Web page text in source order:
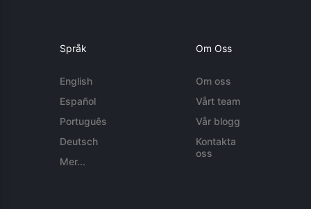
Språk
English
Español
Português
Deutsch
Mer...
Om Oss
Om oss
Vårt team
Vår blogg
Kontakta
oss